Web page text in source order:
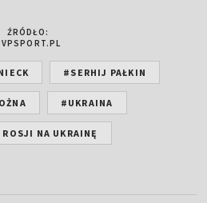
ŹRÓDŁO:
#SERHIJ PAŁKIN
#UKRAINA
NA UKRAINĘ